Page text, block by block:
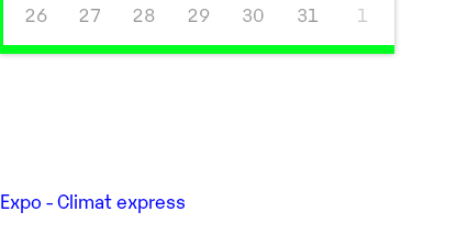
26 27 28 29 30 31 1
Expo - Climat express